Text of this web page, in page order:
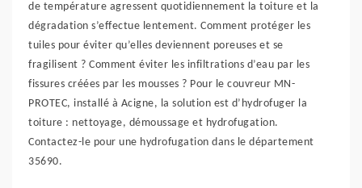
de température agressent quotidiennement la toiture et la
dégradation s’effectue lentement. Comment protéger les
tuiles pour éviter qu’elles deviennent poreuses et se
fragilisent ? Comment éviter les infiltrations d’eau par les
fissures créées par les mousses ? Pour le couvreur MN-
PROTEC, installé à Acigne, la solution est d’hydrofuger la
toiture : nettoyage, démoussage et hydrofugation.
Contactez-le pour une hydrofugation dans le département
35690.